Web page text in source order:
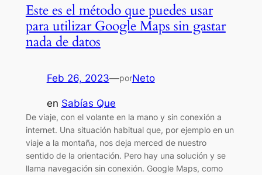
Este es el método que puedes usar
para utilizar Google Maps sin gastar
nada de datos
Feb 26, 2023—porNeto
en Sabías Que
De viaje, con el volante en la mano y sin conexión a
internet. Una situación habitual que, por ejemplo en un
viaje a la montaña, nos deja merced de nuestro
sentido de la orientación. Pero hay una solución y se
llama navegación sin conexión. Google Maps, como